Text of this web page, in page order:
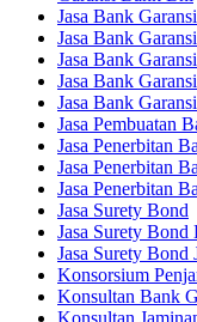
Jasa Bank
Jasa Bank
Jasa Bank
Jasa Bank
Jasa Bank
Jasa Pembuatan
Jasa Penerbitan
Jasa Penerbitan
Jasa Penerbitan
Jasa Surety Bond
Jasa Surety Bond
Jasa Surety Bond
Konsorsium
Konsultan Bank
Konsultan